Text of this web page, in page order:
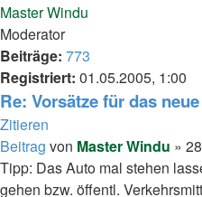
Master Windu
Moderator
Beiträge: 773
Registriert: 01.05.2005, 1:00
Re: Vorsätze für das
Zitieren
Beitrag von Master Windu »
Tipp: Das Auto mal stehen
gehen bzw. öffentl.